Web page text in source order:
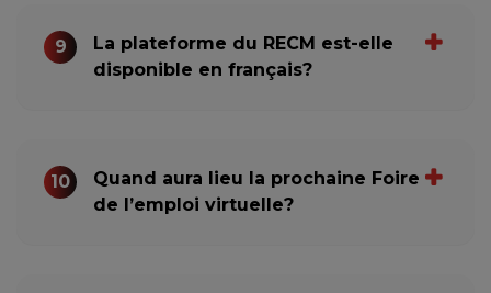
9
La plateforme du RECM est-elle
disponible en français?
10
Quand aura lieu la prochaine Foire
de l’emploi virtuelle?